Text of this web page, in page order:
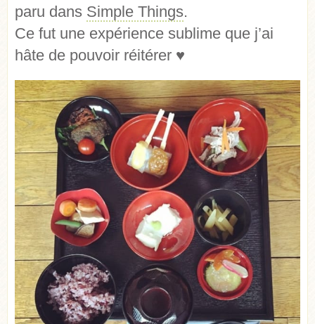
paru dans Simple Things.
Ce fut une expérience sublime que j’ai
hâte de pouvoir réitérer ♥